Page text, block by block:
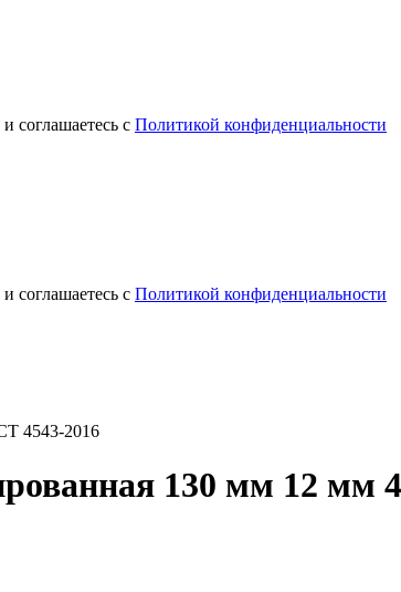
соглашаетесь с Политикой конфиденциальности
соглашаетесь с Политикой конфиденциальности
4543-2016
130 мм 12 мм